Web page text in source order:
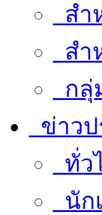
สำ
สำ
กลุ่
ข่าว
ทั่ว
นัก